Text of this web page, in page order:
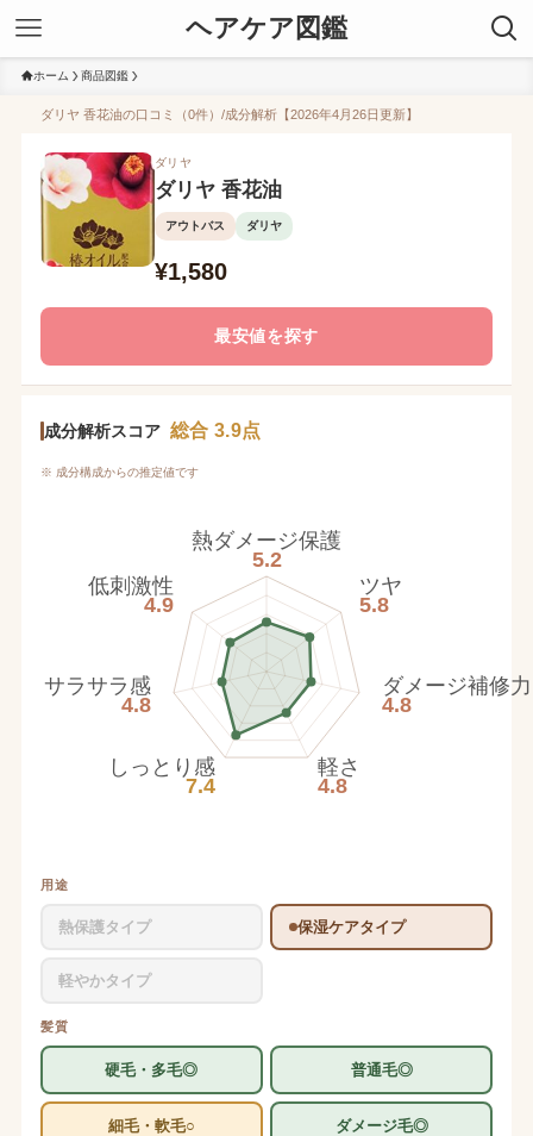
ヘアケア図鑑
ホーム 商品図鑑
ダリヤ 香花油の口コミ（0件）/成分解析【2026年4月26日更新】
ダリヤ
ダリヤ 香花油
アウトバス ダリヤ
¥1,580
最安値を探す
成分解析スコア 総合 3.9点
※ 成分構成からの推定値です
熱ダメージ保護
5.2
ツヤ
5.8
ダメージ補修力
4.8
軽さ
4.8
しっとり感
7.4
サラサラ感
4.8
低刺激性
4.9
用途
熱保護タイプ 保湿ケアタイプ
軽やかタイプ
髪質
硬毛・多毛◎ 普通毛◎
細毛・軟毛○ ダメージ毛◎